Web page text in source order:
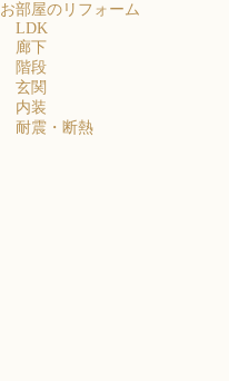
お部屋のリフォーム
LDK
廊下
階段
玄関
内装
耐震・断熱